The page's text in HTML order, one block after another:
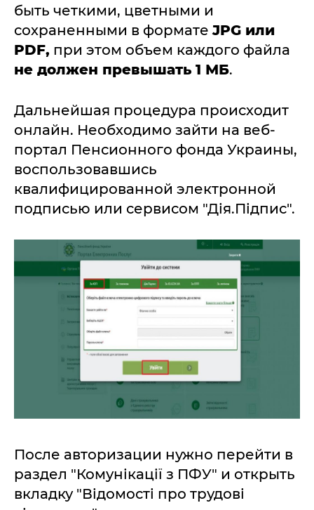
быть четкими, цветными и
сохраненными в формате JPG или
PDF, при этом объем каждого файла
не должен превышать 1 МБ.
Дальнейшая процедура происходит
онлайн. Необходимо зайти на веб-
портал Пенсионного фонда Украины,
воспользовавшись
квалифицированной электронной
подписью или сервисом "Дія.Підпис".
После авторизации нужно перейти в
раздел "Комунікації з ПФУ" и открыть
вкладку "Відомості про трудові